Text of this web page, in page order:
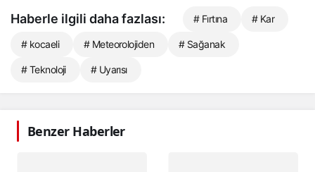
Haberle ilgili daha fazlası: # Fırtına # Kar
# kocaeli # Meteorolojiden # Sağanak
# Teknoloji # Uyarısı
Benzer Haberler